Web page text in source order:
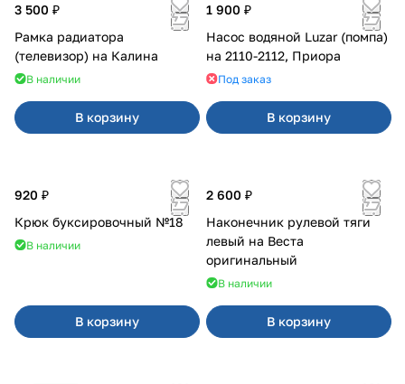
3 500 ₽
Рамка радиатора
(телевизор) на Калина
В наличии
В корзину
1 900 ₽
Насос водяной Luzar (помпа)
на 2110-2112, Приора
Под заказ
В корзину
920 ₽
Крюк буксировочный №18
В наличии
В корзину
2 600 ₽
Наконечник рулевой тяги
левый на Веста
оригинальный
В наличии
В корзину